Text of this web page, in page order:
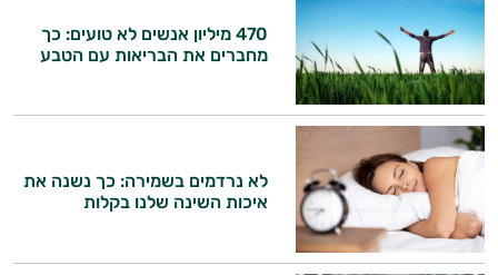
ניקוי רעלים
נשירת שיער
איזון סוכר
עייפות
עיכוב הזדקנות
עיניים
470 מיליון אנשים לא טועים: כך
מחברים את הבריאות עם הטבע
לא נרדמים בשמירה: כך נשנה את
איכות השינה שלנו בקלות